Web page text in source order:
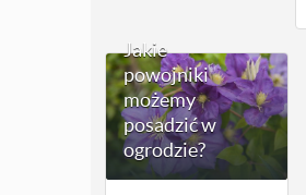
Jakie
powojniki
możemy
posadzić w
ogrodzie?